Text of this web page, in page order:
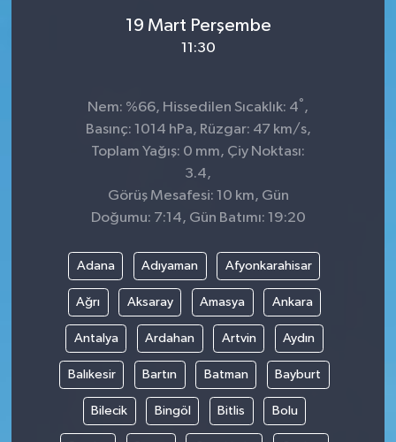
19 Mart Perşembe
11:30
Nem: %66, Hissedilen Sıcaklık: 4°,
Basınç: 1014 hPa, Rüzgar: 47 km/s,
Toplam Yağış: 0 mm, Çiy Noktası:
3.4,
Görüş Mesafesi: 10 km, Gün
Doğumu: 7:14, Gün Batımı: 19:20
Adana Adıyaman Afyonkarahisar
Ağrı Aksaray Amasya Ankara
Antalya Ardahan Artvin Aydın
Balıkesir Bartın Batman Bayburt
Bilecik Bingöl Bitlis Bolu